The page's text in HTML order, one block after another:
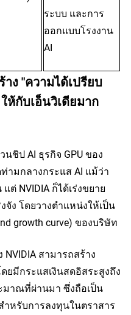
ระบบ และการ
ออกแบบโรงงาน
AI
ง "ความได้เปรียบ
ห้กับเอ็นวิเดียมาก
ชิป AI ธุรกิจ GPU ของ
ามกลางกระแส AI แม้ว่า
ต่ NVIDIA ก็ได้เร่งขยาย
ง โดยวางตำแหน่งให้เป็น
growth curve) ของบริษัท
NVIDIA สามารถสร้าง
ยมีกระแสเงินสดอิสระสูงถึง
มาณที่ผ่านมา ซึ่งถือเป็น
ำหรับการลงทุนในตราสาร